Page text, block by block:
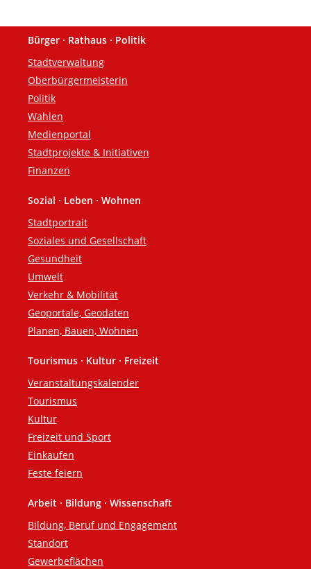
Fußzeile
Bürger · Rathaus · Politik
Stadtverwaltung
Oberbürgermeisterin
Politik
Wahlen
Medienportal
Stadtprojekte & Initiativen
Finanzen
Sozial · Leben · Wohnen
Stadtportrait
Soziales und Gesellschaft
Gesundheit
Umwelt
Verkehr & Mobilität
Geoportale, Geodaten
Planen, Bauen, Wohnen
Tourismus · Kultur · Freizeit
Veranstaltungskalender
Tourismus
Kultur
Freizeit und Sport
Einkaufen
Feste feiern
Arbeit · Bildung · Wissenschaft
Bildung, Beruf und Engagement
Standort
Gewerbeflächen